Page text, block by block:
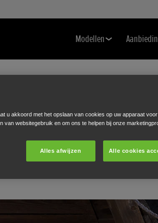
Modellen
Service
u akkoord met het opslaan van cookies op uw apparaat
websitegebruik en om ons te helpen bij onze
Alles afwijzen Alle cookies